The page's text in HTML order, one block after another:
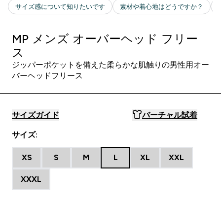
MP メンズ オーバーヘッド フリー
ス
ジッパーポケットを備えた柔らかな肌触りの男性用オー
バーヘッドフリース
サイズガイド バーチャル試着
サイズ:
XS S M L XL XXL
XXXL